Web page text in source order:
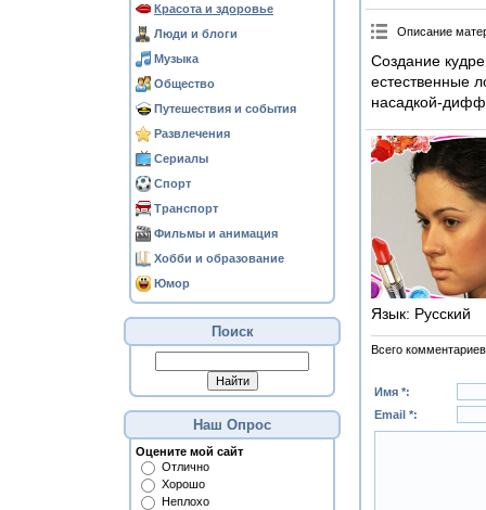
Красота и здоровье
Люди и блоги
Музыка
Общество
Путешествия и события
Развлечения
Сериалы
Спорт
Транспорт
Фильмы и анимация
Хобби и образование
Юмор
Поиск
Наш Опрос
Оцените мой сайт
Отлично
Хорошо
Неплохо
Описание
Создание
естественные
насадкой-
Язык: Русский
Всего комментариев
Имя *:
Email *: